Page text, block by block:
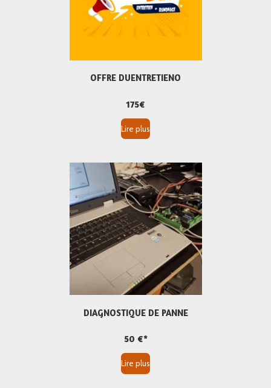
OFFRE DUENTRETIENO
175€
Lire plus
DIAGNOSTIQUE DE PANNE
50 €*
Lire plus